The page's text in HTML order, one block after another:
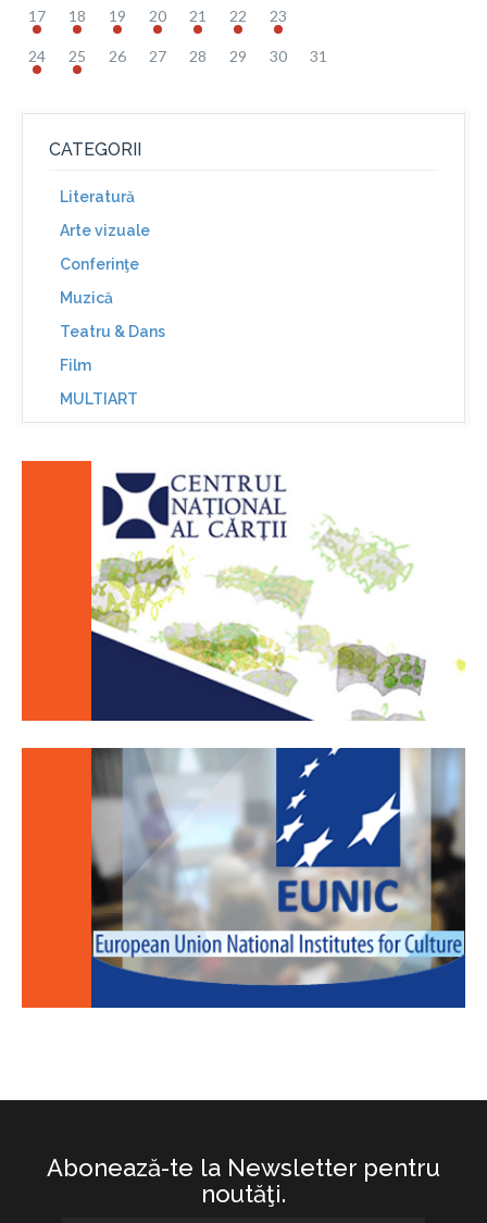
17 18 19 20 21 22 23
24 25 26 27 28 29 30 31
CATEGORII
Literatură
Arte vizuale
Conferinţe
Muzică
Teatru & Dans
Film
MULTIART
Abonează-te la Newsletter pentru
noutăţi.